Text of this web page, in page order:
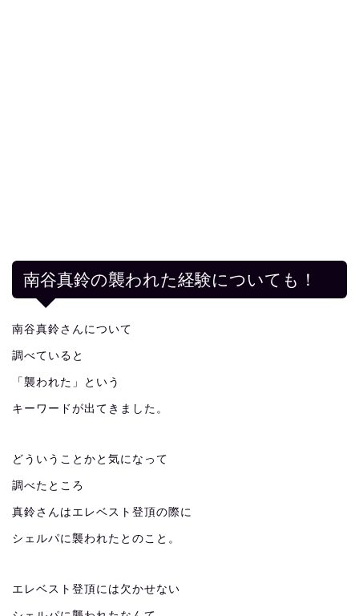
南谷真鈴の襲われた経験についても！
南谷真鈴さんについて
調べていると
「襲われた」という
キーワードが出てきました。
どういうことかと気になって
調べたところ
真鈴さんはエレベスト登頂の際に
シェルパに襲われたとのこと。
エレベスト登頂には欠かせない